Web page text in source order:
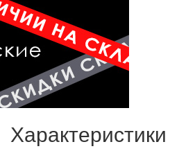
Характеристики